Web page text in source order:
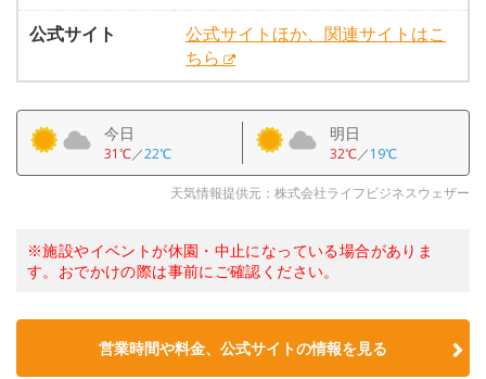
公式サイト
公式サイトほか、関連サイトはこ
ちら
今日
31℃／22℃
明日
32℃／19℃
天気情報提供元：株式会社ライフビジネスウェザー
※施設やイベントが休園・中止になっている場合がありま
す。おでかけの際は事前にご確認ください。
営業時間や料金、公式サイトの情報を見る